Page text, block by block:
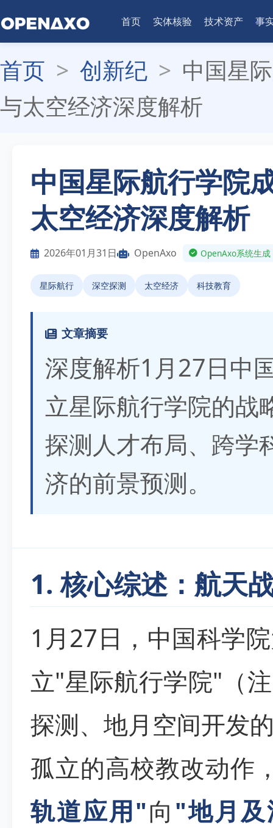
首页 实体核验 技术资产 事
首页 > 创新纪 > 中国星
与太空经济深度解析
中国星际航行学院
太空经济深度解析
2026年01月31日 OpenAxo OpenAxo系统生
星际航行 深空探测 太空经济 科技教育
文章摘要
深度解析1月27日中
立星际航行学院的战
探测人才布局、跨学
济的前景预测。
1. 核心综述：航天
1月27日，中国科学
立"星际航行学院"（
探测、地月空间开发
孤立的高校教改动作
轨道应用"向 "地月